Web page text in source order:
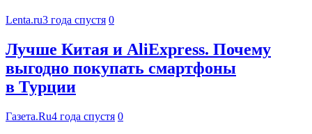
Lenta.ru3 года спустя 0
Лучше Китая и AliExpress. Почему
выгодно покупать смартфоны
в Турции
Газета.Ru4 года спустя 0